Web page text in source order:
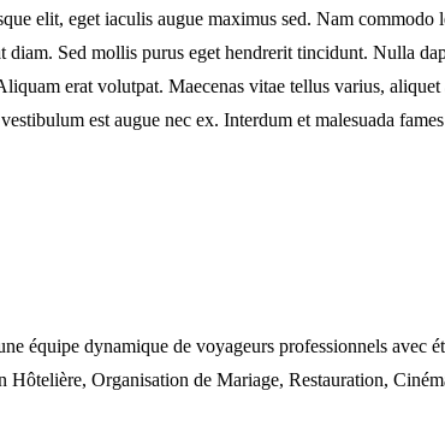
elit, eget iaculis augue maximus sed. Nam
Sed mollis purus eget hendrerit tincidunt. Nulla
erat volutpat. Maecenas vitae tellus varius,
est augue nec ex. Interdum et malesuada
équipe dynamique de voyageurs professionnels avec
Organisation de Mariage, Restauration,